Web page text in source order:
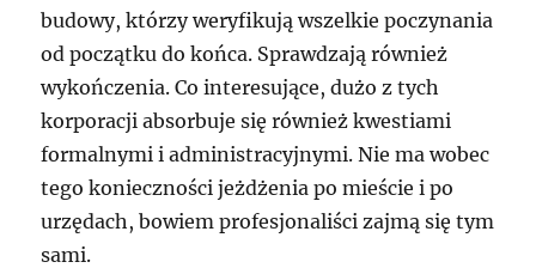
budowy, którzy weryfikują wszelkie poczynania
od początku do końca. Sprawdzają również
wykończenia. Co interesujące, dużo z tych
korporacji absorbuje się również kwestiami
formalnymi i administracyjnymi. Nie ma wobec
tego konieczności jeżdżenia po mieście i po
urzędach, bowiem profesjonaliści zajmą się tym
sami.